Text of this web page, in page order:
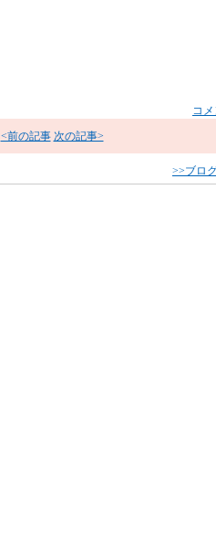
コ
<前の記事 次の記事>
>>ブロ